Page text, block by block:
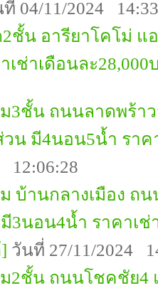
04/11/2024
ชั้น อารียาโคโม่ แ
ช่าเดือนละ28,000
3ชั้น ถนนลาดพร้าว
วน มี4นอน5น้ำ ราค
12:06:28
บ้านกลางเมือง ถ
3นอน4น้ำ ราคาเช่
วันที่ 27/11/2024
2ชั้น ถนนโชคชัย4